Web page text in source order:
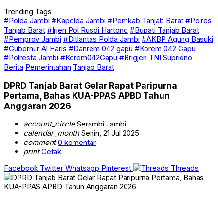
Trending Tags
#Polda Jambi #Kapolda Jambi #Pemkab Tanjab Barat #Polres
Tanjab Barat #Irjen Pol Rusdi Hartono #Bupati Tanjab Barat
#Pemprov Jambi #Ditlantas Polda Jambi #AKBP Agung Basuki
#Gubernur Al Haris #Danrem 042 gapu #Korem 042 Gapu
#Polresta Jambi #Korem042Gapu #Brigjen TNI Supriono
Berita Pemerintahan Tanjab Barat
DPRD Tanjab Barat Gelar Rapat Paripurna
Pertama, Bahas KUA-PPAS APBD Tahun
Anggaran 2026
account_circleSerambi Jambi
calendar_monthSenin, 21 Jul 2025
comment 0 komentar
print Cetak
Facebook Twitter Whatsapp Pinterest Threads